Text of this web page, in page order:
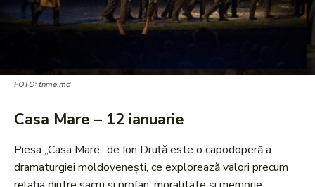
FOTO: tnme.md
Casa Mare – 12 ianuarie
Piesa „Casa Mare” de Ion Druță este o capodoperă a
dramaturgiei moldovenești, ce explorează valori precum